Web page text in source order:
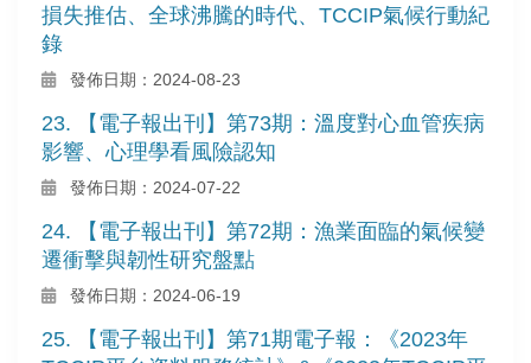
損失推估、全球沸騰的時代、TCCIP氣候行動紀
錄
發佈日期：2024-08-23
23. 【電子報出刊】第73期：溫度對心血管疾病
影響、心理學看風險認知
發佈日期：2024-07-22
24. 【電子報出刊】第72期：漁業面臨的氣候變
遷衝擊與韌性研究盤點
發佈日期：2024-06-19
25. 【電子報出刊】第71期電子報：《2023年